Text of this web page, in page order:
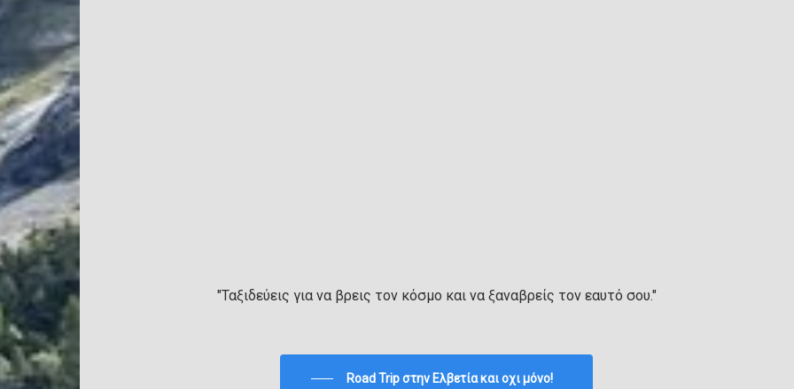
"Ταξιδεύεις για να βρεις τον κόσμο και να ξαναβρείς τον εαυτό σου."
Road Trip στην Ελβετία και οχι μόνο!